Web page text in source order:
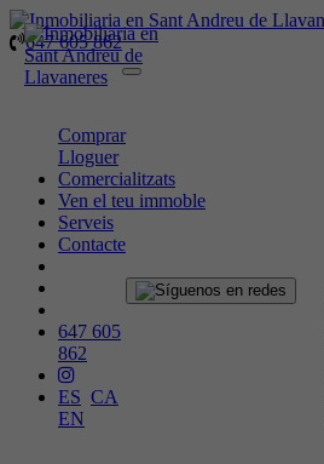
647 605 862
Toggle
Comprar
Lloguer
Comercialitzats
Ven el teu immoble
Serveis
Contacte
647 605
862
ES CA
EN